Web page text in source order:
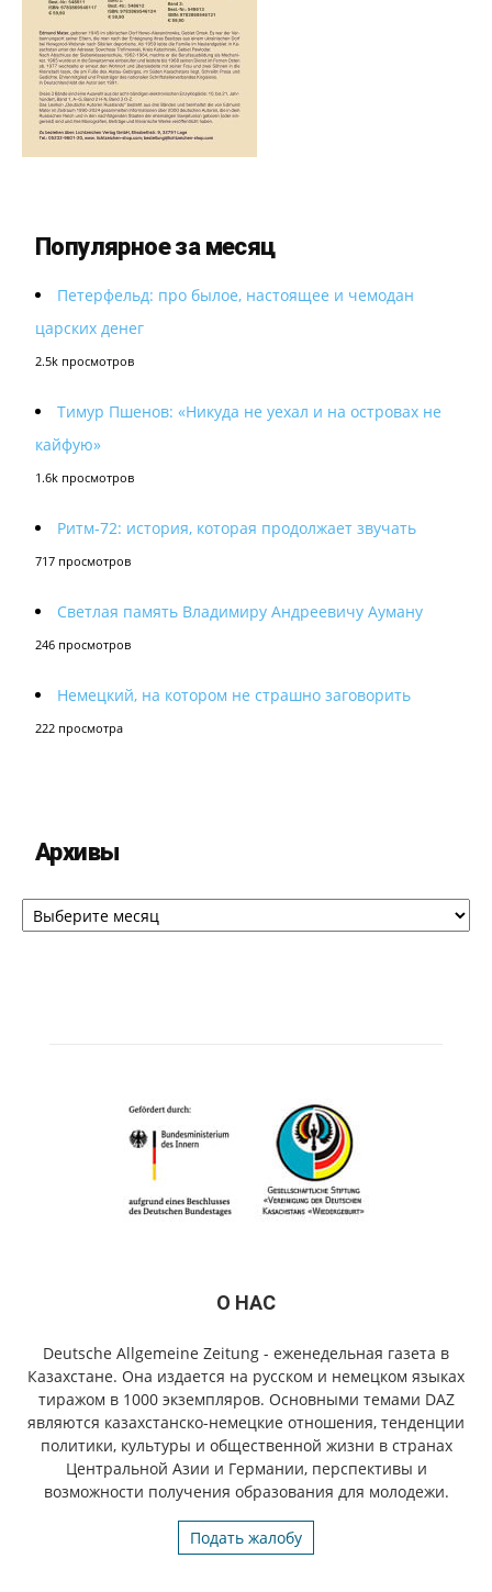
Популярное за месяц
Петерфельд: про былое, настоящее и чемодан
царских денег
2.5k просмотров
Тимур Пшенов: «Никуда не уехал и на островах не
кайфую»
1.6k просмотров
Ритм-72: история, которая продолжает звучать
717 просмотров
Светлая память Владимиру Андреевичу Ауману
246 просмотров
Немецкий, на котором не страшно заговорить
222 просмотра
Архивы
Архивы
О НАС
Deutsche Allgemeine Zeitung - еженедельная газета в
Казахстане. Она издается на русском и немецком языках
тиражом в 1000 экземпляров. Основными темами DAZ
являются казахстанско-немецкие отношения, тенденции
политики, культуры и общественной жизни в странах
Центральной Азии и Германии, перспективы и
возможности получения образования для молодежи.
Подать жалобу